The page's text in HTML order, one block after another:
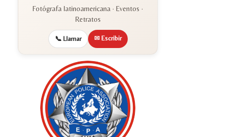
Fotógrafa latinoamericana · Eventos ·
Retratos
📞 Llamar ✉ Escribir